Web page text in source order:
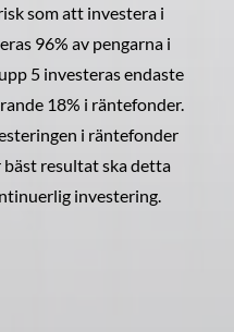
som att investera i
96% av pengarna i
5 investeras endaste
18% i räntefonder.
i räntefonder
bäst resultat ska detta
investering.